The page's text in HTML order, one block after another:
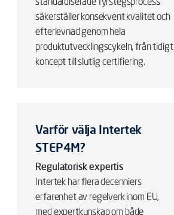
standardiserade fyrstegsprocess
säkerställer konsekvent kvalitet och
efterlevnad genom hela
produktutvecklingscykeln, från tidigt
koncept till slutlig certifiering.
Varför välja Intertek
STEP4M?
Regulatorisk expertis
Intertek har flera decenniers
erfarenhet av regelverk inom EU,
med expertkunskap om både